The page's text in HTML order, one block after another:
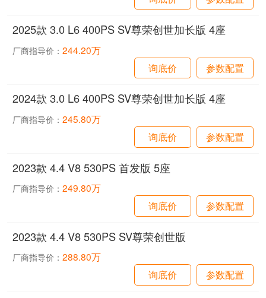
2025款 3.0 L6 400PS SV尊荣创世加长版 4座
厂商指导价：244.20万
询底价
参数配置
2024款 3.0 L6 400PS SV尊荣创世加长版 4座
厂商指导价：245.80万
询底价
参数配置
2023款 4.4 V8 530PS 首发版 5座
厂商指导价：249.80万
询底价
参数配置
2023款 4.4 V8 530PS SV尊荣创世版
厂商指导价：288.80万
询底价
参数配置